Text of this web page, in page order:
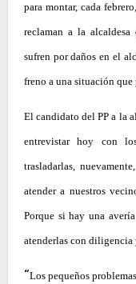
para montar, cada
reclaman a la
sufren por daños en el
freno a una situación que
El candidato del PP a la
entrevistar hoy con
trasladarlas,
atender a nuestros
Porque si hay una
atenderlas con diligencia
“Los pequeños